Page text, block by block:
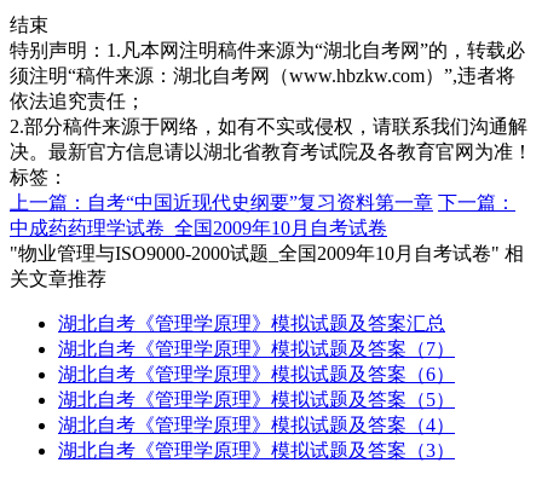
结束
特别声明：1.凡本网注明稿件来源为“湖北自考网”的，转载必
须注明“稿件来源：湖北自考网（www.hbzkw.com）”,违者将
依法追究责任；
2.部分稿件来源于网络，如有不实或侵权，请联系我们沟通解
决。最新官方信息请以湖北省教育考试院及各教育官网为准！
标签：
上一篇：自考“中国近现代史纲要”复习资料第一章 下一篇：
中成药药理学试卷_全国2009年10月自考试卷
"物业管理与ISO9000-2000试题_全国2009年10月自考试卷" 相
关文章推荐
湖北自考《管理学原理》模拟试题及答案汇总
湖北自考《管理学原理》模拟试题及答案（7）
湖北自考《管理学原理》模拟试题及答案（6）
湖北自考《管理学原理》模拟试题及答案（5）
湖北自考《管理学原理》模拟试题及答案（4）
湖北自考《管理学原理》模拟试题及答案（3）